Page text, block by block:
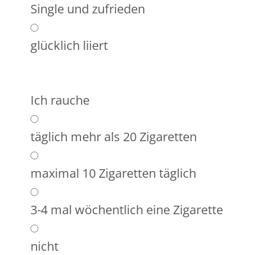
Single und zufrieden
glücklich liiert
Ich rauche
täglich mehr als 20 Zigaretten
maximal 10 Zigaretten täglich
3-4 mal wöchentlich eine Zigarette
nicht